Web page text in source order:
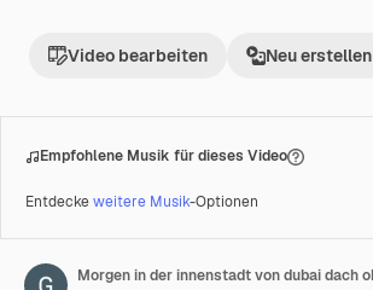
Video bearbeiten Neu erstellen
Empfohlene Musik für dieses Video
Entdeckeweitere Musik-Optionen